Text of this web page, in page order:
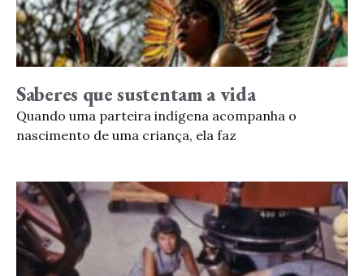
Saberes que sustentam a vida
Quando uma parteira indígena acompanha o
nascimento de uma criança, ela faz